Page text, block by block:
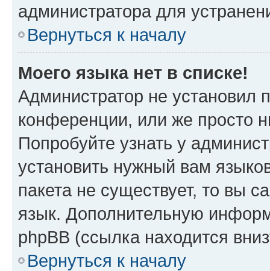
администратора для
Вернуться к началу
Моего языка нет в списке!
Администратор не установил
конференции, или же просто
Попробуйте узнать у
установить нужный вам
пакета не существует, то вы
язык. Дополнительную
phpBB (ссылка находится
Вернуться к началу